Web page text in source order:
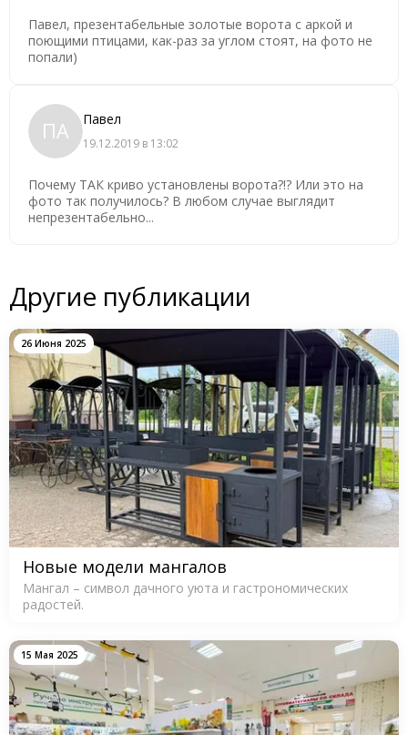
Павел, презентабельные золотые ворота с аркой и
поющими птицами, как-раз за углом стоят, на фото не
попали)
ПА Павел
19.12.2019 в 13:02
Почему ТАК криво установлены ворота?!? Или это на
фото так получилось? В любом случае выглядит
непрезентабельно...
Другие публикации
26 Июня 2025
Новые модели мангалов
Мангал – символ дачного уюта и гастрономических
радостей.
15 Мая 2025